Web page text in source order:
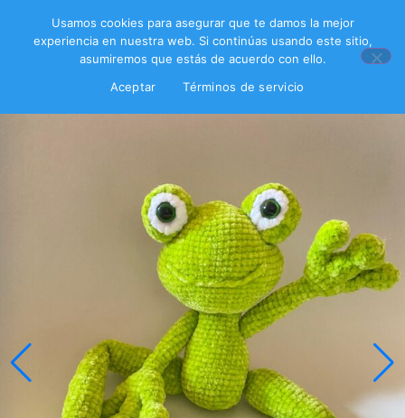
Usamos cookies para asegurar que te damos la mejor
experiencia en nuestra web. Si continúas usando este sitio,
asumiremos que estás de acuerdo con ello.
Aceptar
Términos de servicio